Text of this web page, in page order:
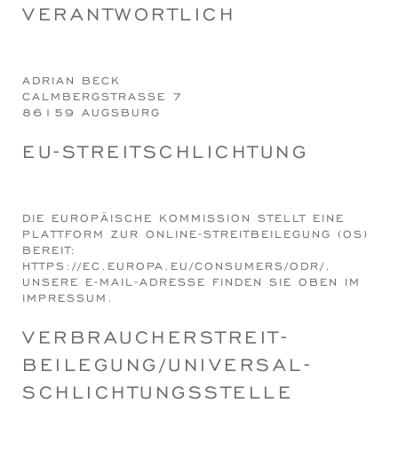
VERANTWORTLICH
ADRIAN BECK
CALMBERGSTRASSE 7
86159 AUGSBURG
EU-STREITSCHLICHTUNG
DIE EUROPÄISCHE KOMMISSION STELLT EINE
PLATTFORM ZUR ONLINE-STREITBEILEGUNG (OS)
BEREIT:
HTTPS://EC.EUROPA.EU/CONSUMERS/ODR/ .
UNSERE E-MAIL-ADRESSE FINDEN SIE OBEN IM
IMPRESSUM.
VERBRAUCHER­STREIT­
BEILEGUNG/UNIVERSAL­
SCHLICHTUNGS­STELLE